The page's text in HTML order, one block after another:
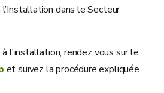
dans le Secteur
l'installation, rendez vous sur le
et suivez la procédure expliquée